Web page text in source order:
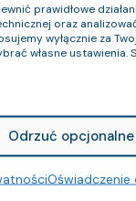
prawidłowe
oraz
wyłącznie za
własne ustawienia.
Odrzuć opcjonalne